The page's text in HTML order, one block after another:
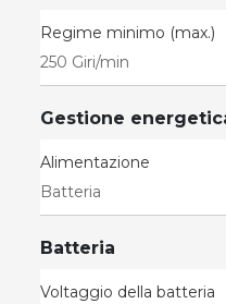
Regime minimo (max.)
250 Giri/min
Gestione
Alimentazione
Batteria
Batteria
Voltaggio della batteria